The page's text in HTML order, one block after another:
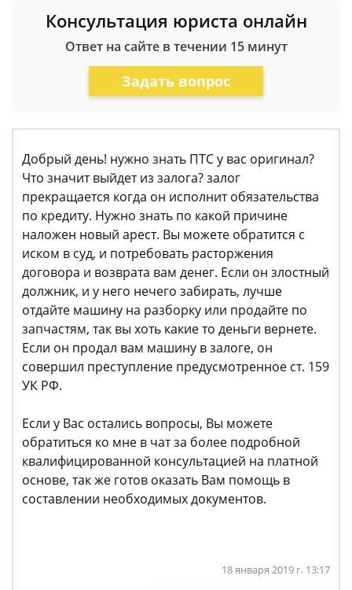
Консультация юриста онлайн
Ответ на сайте в течении 15 минут
Задать вопрос
Добрый день! нужно знать ПТС у вас оригинал?
Что значит выйдет из залога? залог
прекращается когда он исполнит обязательства
по кредиту. Нужно знать по какой причине
наложен новый арест. Вы можете обратится с
иском в суд, и потребовать расторжения
договора и возврата вам денег. Если он злостный
должник, и у него нечего забирать, лучше
отдайте машину на разборку или продайте по
запчастям, так вы хоть какие то деньги вернете.
Если он продал вам машину в залоге, он
совершил преступление предусмотренное ст. 159
УК РФ.
Если у Вас остались вопросы, Вы можете
обратиться ко мне в чат за более подробной
квалифицированной консультацией на платной
основе, так же готов оказать Вам помощь в
составлении необходимых документов.
18 января 2019 г. 13:17